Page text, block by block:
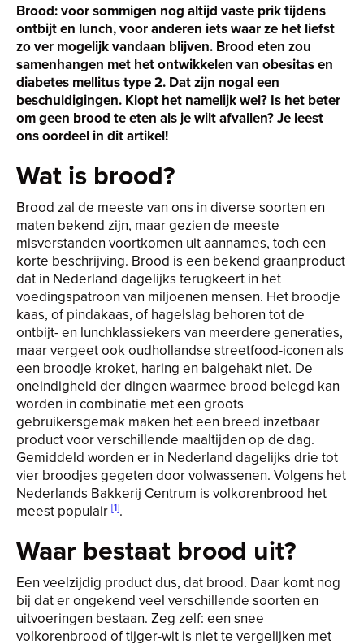
Brood: voor sommigen nog altijd vaste prik tijdens
ontbijt en lunch, voor anderen iets waar ze het liefst
zo ver mogelijk vandaan blijven. Brood eten zou
samenhangen met het ontwikkelen van obesitas en
diabetes mellitus type 2. Dat zijn nogal een
beschuldigingen. Klopt het namelijk wel? Is het beter
om geen brood te eten als je wilt afvallen? Je leest
ons oordeel in dit artikel!
Wat is brood?
Brood zal de meeste van ons in diverse soorten en
maten bekend zijn, maar gezien de meeste
misverstanden voortkomen uit aannames, toch een
korte beschrijving. Brood is een bekend graanproduct
dat in Nederland dagelijks terugkeert in het
voedingspatroon van miljoenen mensen. Het broodje
kaas, of pindakaas, of hagelslag behoren tot de
ontbijt- en lunchklassiekers van meerdere generaties,
maar vergeet ook oudhollandse streetfood-iconen als
een broodje kroket, haring en balgehakt niet. De
oneindigheid der dingen waarmee brood belegd kan
worden in combinatie met een groots
gebruikersgemak maken het een breed inzetbaar
product voor verschillende maaltijden op de dag.
Gemiddeld worden er in Nederland dagelijks drie tot
vier broodjes gegeten door volwassenen. Volgens het
Nederlands Bakkerij Centrum is volkorenbrood het
meest populair [1].
Waar bestaat brood uit?
Een veelzijdig product dus, dat brood. Daar komt nog
bij dat er ongekend veel verschillende soorten en
uitvoeringen bestaan. Zeg zelf: een snee
volkorenbrood of tijger-wit is niet te vergelijken met